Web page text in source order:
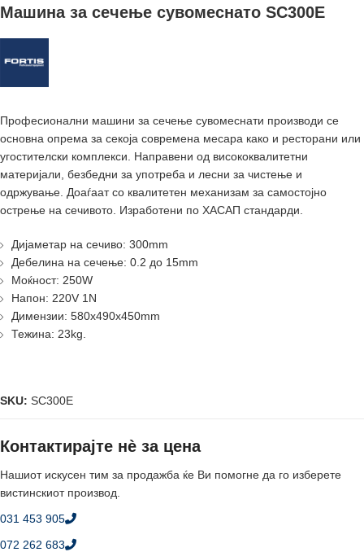
Машина за сечење сувомеснато SC300E
Професионални машини за сечење сувомеснати производи се
основна опрема за секоја современа месара како и ресторани или
угостителски комплекси. Направени од висококвалитетни
материјали, безбедни за употреба и лесни за чистење и
одржување. Доаѓаат со квалитетен механизам за самостојно
острење на сечивото. Изработени по ХАСАП стандарди.
Дијаметар на сечиво: 300mm
Дебелина на сечење: 0.2 до 15mm
Моќност: 250W
Напон: 220V 1N
Димензии: 580x490x450mm
Тежина: 23kg.
SKU: SC300E
Контактирајте нè за цена
Нашиот искусен тим за продажба ќе Ви помогне да го изберете
вистинскиот производ.
031 453 905
072 262 683